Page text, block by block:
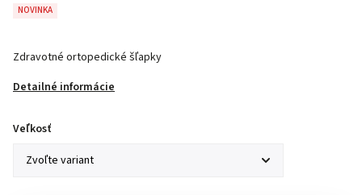
NOVINKA
Zdravotné ortopedické šľapky
Detailné informácie
Veľkosť